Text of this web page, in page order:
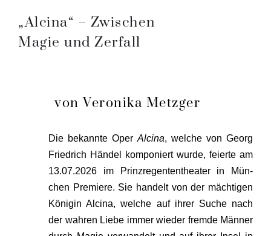
„Alcina“ – Zwischen
Magie und Zerfall
von Veronika Metzger
Die bekann­te Oper Alci­na, wel­che von Georg
Fried­rich Hän­del kom­po­niert wur­de, fei­er­te am
13.07.2026 im Prinz­re­gen­ten­thea­ter in Mün­
chen Pre­mie­re. Sie han­delt von der mäch­ti­gen
Köni­gin Alci­na, wel­che auf ihrer Suche nach
der wah­ren Lie­be immer wie­der frem­de Män­ner